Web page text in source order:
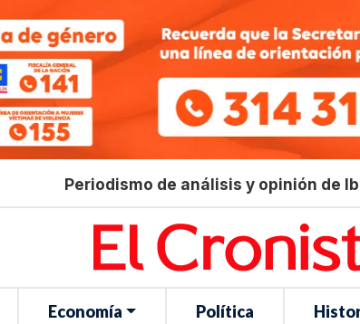
Periodismo de análisis y opinión de
Economía Política